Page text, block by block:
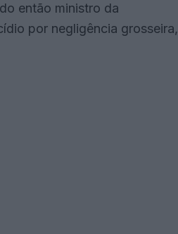
então ministro da
por negligência grosseira,